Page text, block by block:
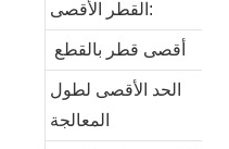
القطر الأقصى:
أقصى قطر بالقطع
الحد الأقصى لطول
المعالجة